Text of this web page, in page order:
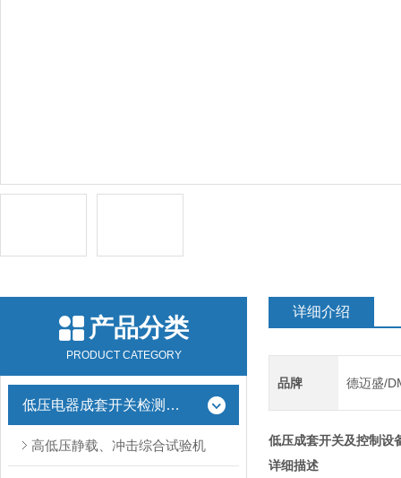
产品分类
PRODUCT CATEGORY
低压电器成套开关检测设备
高低压静载、冲击综合试验机
详细介绍
品牌 德迈盛/
低压成套开关及控制设
详细描述